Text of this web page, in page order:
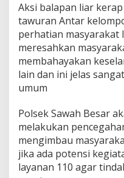
Aksi balapan liar
tawuran Antar
perhatian masyarakat
meresahkan
membahayakan
lain dan ini jelas
umum
Polsek Sawah Besar
melakukan
mengimbau
jika ada potensi
layanan 110 agar